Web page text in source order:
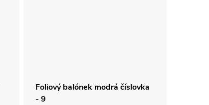
Foliový balónek modrá číslovka
- 9